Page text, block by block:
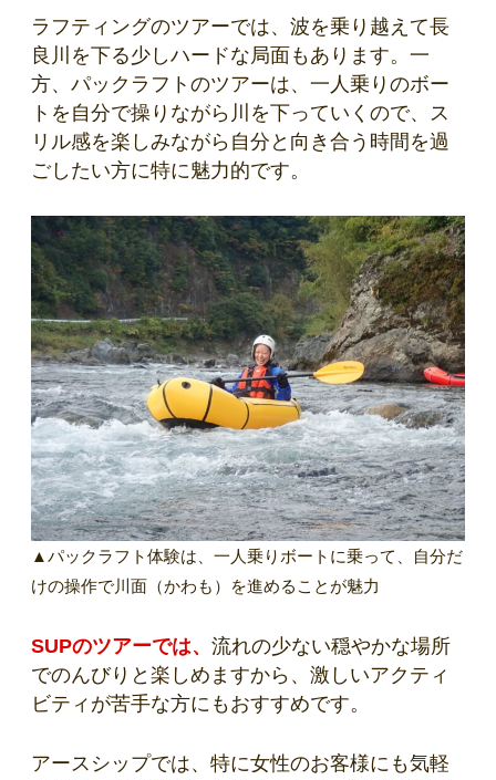
ラフティングのツアーでは、波を乗り越えて長
良川を下る少しハードな局面もあります。一
方、パックラフトのツアーは、一人乗りのボー
トを自分で操りながら川を下っていくので、ス
リル感を楽しみながら自分と向き合う時間を過
ごしたい方に特に魅力的です。
▲パックラフト体験は、一人乗りボートに乗って、自分だ
けの操作で川面（かわも）を進めることが魅力
SUPのツアーでは、 流れの少ない穏やかな場所
でのんびりと楽しめますから、激しいアクティ
ビティが苦手な方にもおすすめです。
アースシップでは、特に女性のお客様にも気軽